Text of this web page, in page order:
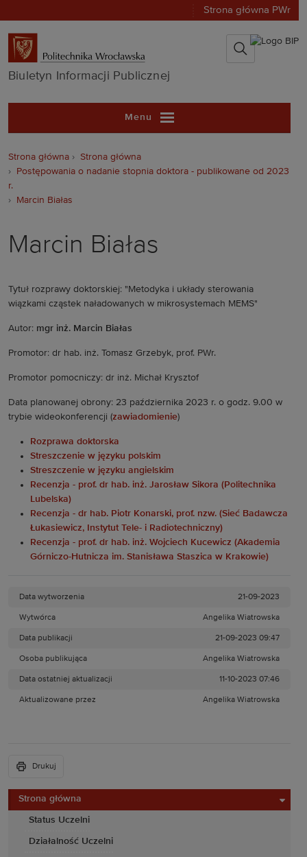
Strona główna PWr
Biuletyn
Biuletyn Informacji Publicznej
Menu
Strona główna
Status Uczelni
Działalność Uczelni
Strona główna
Strona główna
Postępowania o nadanie stopnia doktora - publikowane od 2023
r.
Marcin Białas
Marcin Białas
Tytuł rozprawy doktorskiej: "Metodyka i układy sterowania
wiązkami cząstek naładowanych w mikrosystemach MEMS"
Autor: mgr inż. Marcin Białas
Promotor: dr hab. inż. Tomasz Grzebyk, prof. PWr.
Promotor pomocniczy: dr inż. Michał Krysztof
Data planowanej obrony: 23 października 2023 r. o godz. 9.00 w
trybie wideokonferencji (zawiadomienie)
Rozprawa doktorska
Streszczenie w języku polskim
Streszczenie w języku angielskim
Recenzja - prof. dr hab. inż. Jarosław Sikora (Politechnika
Lubelska)
Recenzja - dr hab. Piotr Konarski, prof. nzw. (Sieć Badawcza
Łukasiewicz, Instytut Tele- i Radiotechniczny)
Recenzja - prof. dr hab. inż. Wojciech Kucewicz (Akademia
Górniczo-Hutnicza im. Stanisława Staszica w Krakowie)
Data wytworzenia 21-09-2023
Wytwórca Angelika Wiatrowska
Data publikacji 21-09-2023 09:47
Osoba publikująca Angelika Wiatrowska
Data ostatniej aktualizacji 11-10-2023 07:46
Aktualizowane przez Angelika Wiatrowska
Drukuj